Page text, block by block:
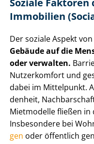
Immobilien
Der soziale Aspekt
Gebäude auf die
oder verwalten.
Nutzerkomfort und
dabei im Mittelpunkt.
den­heit,
Mietmodelle fließen in
Insbesondere bei
gen oder öffentlich